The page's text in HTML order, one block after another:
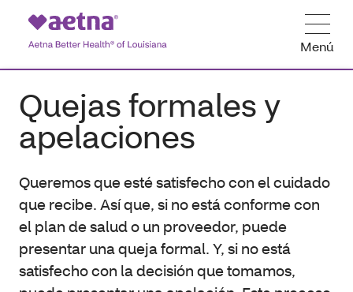
Menú
Quejas formales y
apelaciones
Queremos que esté satisfecho con el cuidado
que recibe. Así que, si no está conforme con
el plan de salud o un proveedor, puede
presentar una queja formal. Y, si no está
satisfecho con la decisión que tomamos,